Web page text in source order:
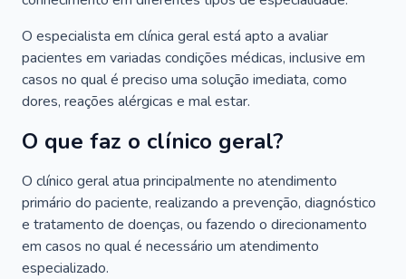
O especialista em clínica geral está apto a avaliar
pacientes em variadas condições médicas, inclusive em
casos no qual é preciso uma solução imediata, como
dores, reações alérgicas e mal estar.
O que faz o clínico geral?
O clínico geral atua principalmente no atendimento
primário do paciente, realizando a prevenção, diagnóstico
e tratamento de doenças, ou fazendo o direcionamento
em casos no qual é necessário um atendimento
especializado.